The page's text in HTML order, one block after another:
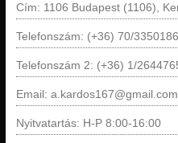
Cím: 1106 Budapest (1106),
Telefonszám: (+36) 70/3350186
Telefonszám 2: (+36) 1/
Email: a.kardos167@gmail.com
Nyitvatartás: H-P 8:00-16:00